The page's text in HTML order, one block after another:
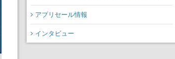
アプリセール情報
インタビュー